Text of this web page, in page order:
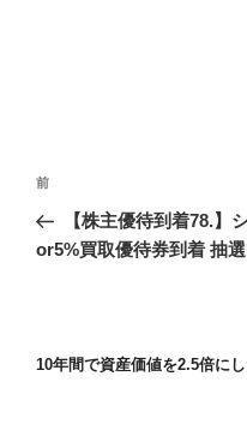
投
ナ
シ
前
の
投
前
【株主優待到着78.】
or5%買取優待券到着 抽
10年間で資産価値を2.5倍に